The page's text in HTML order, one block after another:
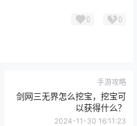
0 0
手游攻略
剑网三无界怎么挖宝，挖宝可
以获得什么？
2024-11-30 16:11:23